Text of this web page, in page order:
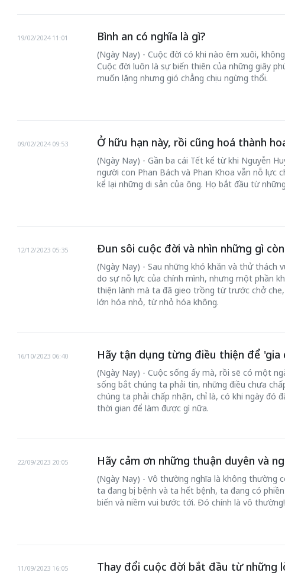
Bình an có nghĩa là gì?
19/02/2024 11:01
(Ngày Nay) - Cuộc đời có khi nào êm xuôi,
Cuộc đời luôn là sự biến thiên của những giây
muốn lặng nhưng gió chẳng chịu ngừng thổi.
Ở hữu hạn này, rồi cũng hoá thành
09/02/2024 09:53
(Ngày Nay) - Gần ba cái Tết kể từ khi Nguyễn
người con Phan Bách và Phan Khoa vẫn nỗ lực
kể lại những di sản của ông. Họ bắt đầu từ
Đun sôi cuộc đời và nhìn những gì
12/12/2023 05:35
(Ngày Nay) - Sau những khó khăn và thử thách
do sự nỗ lực của chính mình, nhưng một phần
thiện lành mà ta đã gieo trồng từ trước chở
lớn hóa nhỏ, từ nhỏ hóa không.
Hãy tận dụng từng điều thiện để 'gia
16/10/2023 06:40
(Ngày Nay) - Cuộc sống ấy mà, rồi sẽ có một
sống bắt chúng ta phải tin, những điều chưa
chúng ta phải chấp nhận, chỉ là, có khi ngày đó
thời gian để làm được gì nữa.
Hãy cảm ơn những thuận duyên và
22/09/2023 20:05
(Ngày Nay) - Vô thường nghĩa là không thường
ta đang bị bệnh và ta hết bệnh, ta đang có
biến và niềm vui bước tới. Đó chính là vô
Thay đổi cuộc đời bắt đầu từ những
11/09/2023 16:05